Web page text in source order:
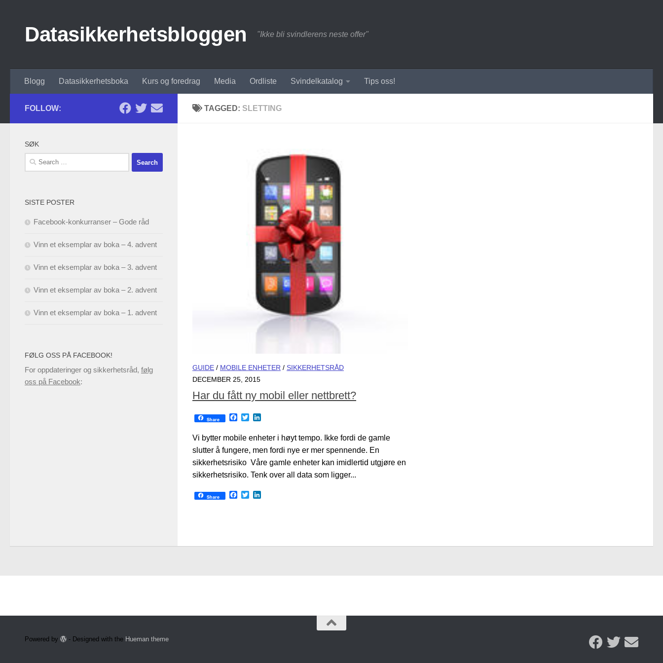
Datasikkerhetsbloggen "Ikke bli svindlerens neste offer"
Blogg Datasikkerhetsboka Kurs og foredrag Media Ordliste Svindelkatalog Tips oss!
TAGGED: SLETTING
GUIDE / MOBILE ENHETER / SIKKERHETSRÅD
DECEMBER 25, 2015
Har du fått ny mobil eller nettbrett?
Share Facebook
Twitter
Vi bytter mobile enheter i høyt tempo. Ikke fordi de gamle
slutter å fungere, men fordi nye er mer spennende. En
sikkerhetsrisiko Våre gamle enheter kan imidlertid utgjøre en
sikkerhetsrisiko. Tenk over all data som ligger...
Share Facebook
Twitter
FOLLOW:
SØK
Search
for:
SISTE POSTER
Facebook-konkurranser – Gode råd
Vinn et eksemplar av boka – 4. advent
Vinn et eksemplar av boka – 3. advent
Vinn et eksemplar av boka – 2. advent
Vinn et eksemplar av boka – 1. advent
FØLG OSS PÅ FACEBOOK!
For oppdateringer og sikkerhetsråd, følg
oss på Facebook:
Powered by - Designed with the Hueman theme